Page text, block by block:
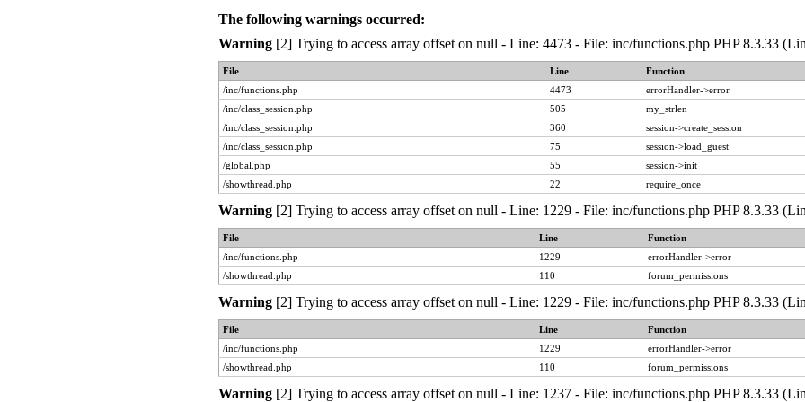
The following warnings occurred:
Warning[2] Trying to access array offset on null - Line: 4473 - File: inc/functions.php PHP 8.3.33
File Line
Function
/inc/functions.php
4473
errorHandler->error
/inc/class_session.php
505
my_strlen
/inc/class_session.php
360
session->create_session
/inc/class_session.php
75
session->load_guest
/global.php
55
session->init
/showthread.php
22 require_once
Warning[2] Trying to access array offset on null - Line: 1229 - File: inc/functions.php PHP 8.3.33
File Line
Function
/inc/functions.php
1229
errorHandler->error
/showthread.php
110 forum_permissions
Warning[2] Trying to access array offset on null - Line: 1229 - File: inc/functions.php PHP 8.3.33
File Line
Function
/inc/functions.php
1229
errorHandler->error
/showthread.php
110 forum_permissions
Warning[2] Trying to access array offset on null - Line: 1237 - File: inc/functions.php PHP 8.3.33